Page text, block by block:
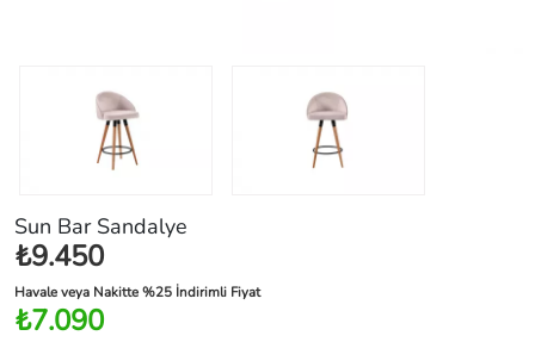
Sun Bar Sandalye
₺9.450
Havale veya Nakitte %25 İndirimli Fiyat
₺7.090